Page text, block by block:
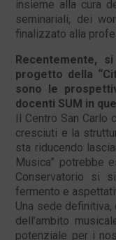
insieme alla cura
seminariali, dei
finalizzato alla
Recentemente,
progetto della
sono le
docenti SUM in
Il Centro San Carlo
cresciuti e la
sta riducendo
Musica” potrebbe
Conservatorio si
fermento e
Una sede
dell’ambito
potenziale per i